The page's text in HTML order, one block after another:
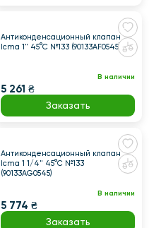
Антиконденсационный клапан
Icma 1" 45°C №133 (90133AF0545)
В наличии
5 261 ₴
Заказать
Антиконденсационный клапан
Icma 1 1/4" 45°C №133
(90133AG0545)
В наличии
5 774 ₴
Заказать